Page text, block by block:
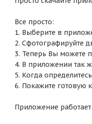
Все просто:
1. Выберите в
2. Сфотографируйте
3. Теперь Вы можете
4. В приложении так
5. Когда
6. Покажите готовую
Приложение